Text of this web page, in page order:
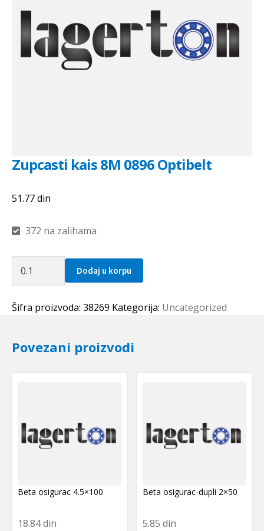
Zupcasti kais 8M 0896 Optibelt
51.77din
372 na zalihama
kais
0896
Dodaj u korpu
Šifra proizvoda: 38269 Kategorija: Uncategorized
Povezani proizvodi
Beta osigurac 4.5×100
18.84din
Beta osigurac-dupli 2×50
5.85din